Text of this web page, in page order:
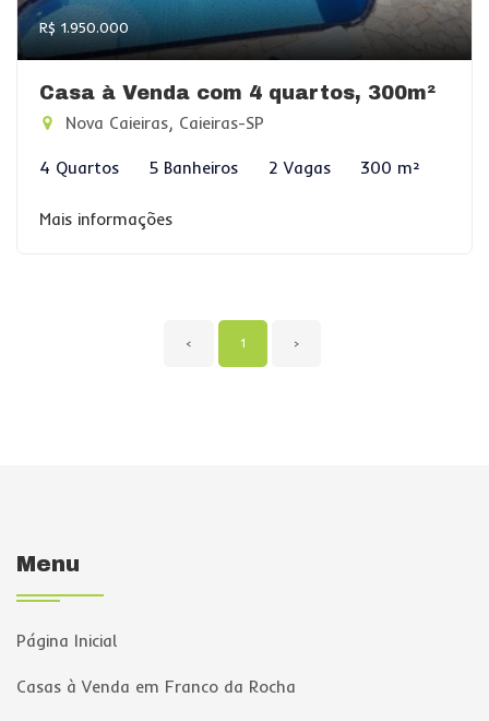
R$ 1.950.000
Casa à Venda com 4 quartos, 300m²
Nova Caieiras, Caieiras-SP
4 Quartos 5 Banheiros 2 Vagas 300 m²
Mais informações
‹ 1 ›
Menu
Página Inicial
Casas à Venda em Franco da Rocha